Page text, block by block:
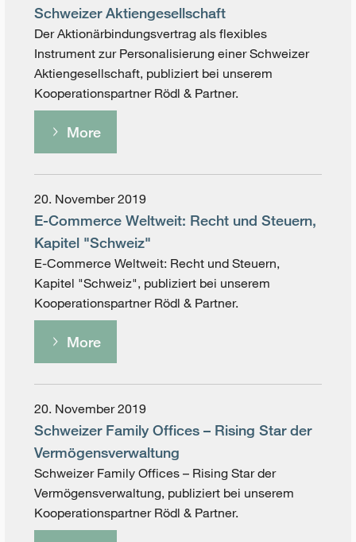
Schweizer Aktiengesellschaft
Der Aktionärbindungsvertrag als flexibles
Instrument zur Personalisierung einer Schweizer
Aktiengesellschaft, publiziert bei unserem
Kooperationspartner Rödl & Partner.
More
20. November 2019
E-Commerce Weltweit: Recht und Steuern,
Kapitel "Schweiz"
E-Commerce Weltweit: Recht und Steuern,
Kapitel "Schweiz", publiziert bei unserem
Kooperationspartner Rödl & Partner.
More
20. November 2019
Schweizer Family Offices – Rising Star der
Vermögens­verwaltung
Schweizer Family Offices – Rising Star der
Vermögens­verwaltung, publiziert bei unserem
Kooperationspartner Rödl & Partner.